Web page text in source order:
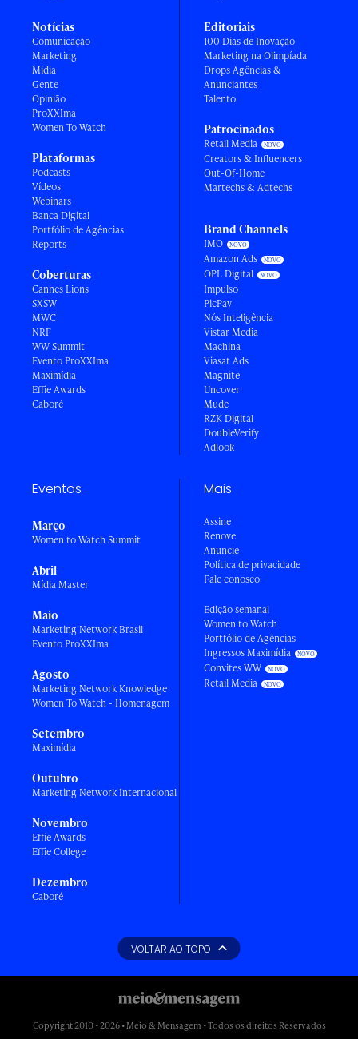
Notícias
Comunicação
Marketing
Mídia
Gente
Opinião
ProXXIma
Women To Watch
Plataformas
Podcasts
Vídeos
Webinars
Banca Digital
Portfólio de Agências
Reports
Coberturas
Cannes Lions
SXSW
MWC
NRF
WW Summit
Evento ProXXIma
Maximídia
Effie Awards
Caboré
Editoriais
100 Dias de Inovação
Marketing na Olimpíada
Drops Agências &
Anunciantes
Talento
Patrocinados
Retail Media
Creators & Influencers
Out-Of-Home
Martechs & Adtechs
Brand Channels
IMO
Amazon Ads
OPL Digital
Impulso
PicPay
Nós Inteligência
Vistar Media
Machina
Viasat Ads
Magnite
Uncover
Mude
RZK Digital
DoubleVerify
Adlook
Eventos
Março
Women to Watch Summit
Abril
Mídia Master
Maio
Marketing Network Brasil
Evento ProXXIma
Agosto
Marketing Network Knowledge
Women To Watch - Homenagem
Setembro
Maximídia
Outubro
Marketing Network Internacional
Novembro
Effie Awards
Effie College
Dezembro
Caboré
Mais
Assine
Renove
Anuncie
Política de privacidade
Fale conosco
Edição semanal
Women to Watch
Portfólio de Agências
Ingressos Maximídia
Convites WW
Retail Media
VOLTAR AO TOPO
Copyright 2010 - 2026 • Meio & Mensagem - Todos os direitos Reservados